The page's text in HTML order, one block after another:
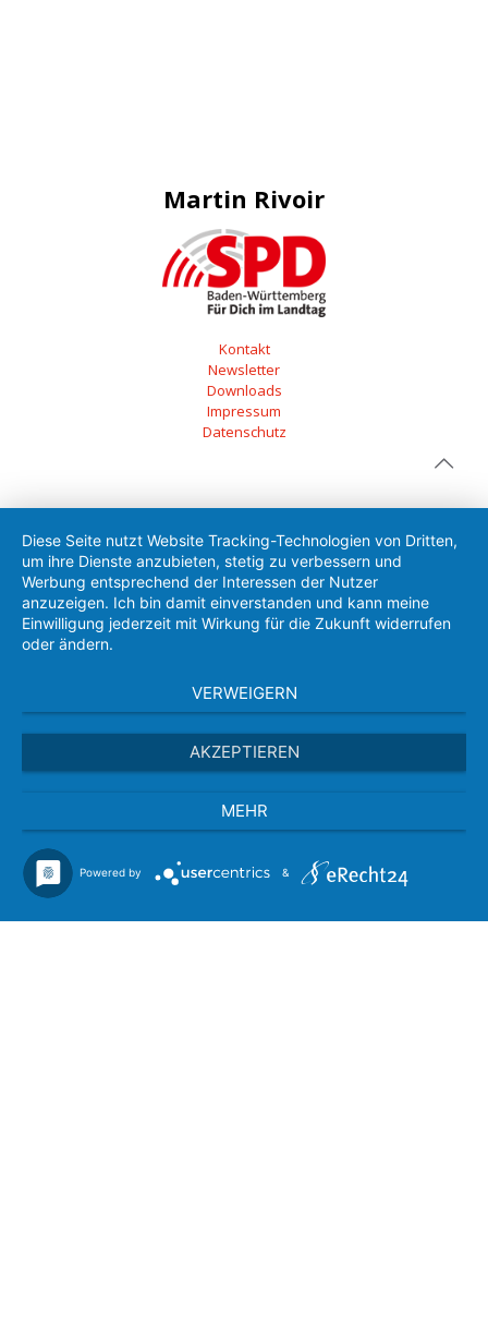
Martin Rivoir
Kontakt
Newsletter
Downloads
Impressum
Datenschutz
Diese Seite nutzt Website Tracking-Technologien von Dritten,
um ihre Dienste anzubieten, stetig zu verbessern und
Werbung entsprechend der Interessen der Nutzer
anzuzeigen. Ich bin damit einverstanden und kann meine
Einwilligung jederzeit mit Wirkung für die Zukunft widerrufen
oder ändern.
VERWEIGERN
AKZEPTIEREN
MEHR
Powered by &